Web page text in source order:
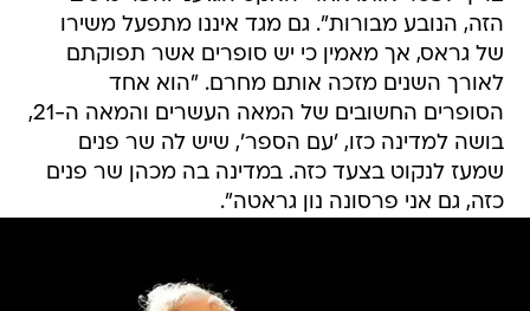
הזה, הנובע מבורות". גם מגד איננו מתפעל משירו
של גראס, אך מאמין כי יש סופרים אשר תפוקתם
לאורך השנים מזכה אותם מחרם. "הוא אחד
הסופרים החשובים של המאה העשרים והמאה ה-21,
בושה למדינה כזו, 'עם הספר', שיש לה שר פנים
שמעז לנקוט בצעד כזה. במדינה בה מכהן שר פנים
כזה, גם אני פרסונה נון גראטה".